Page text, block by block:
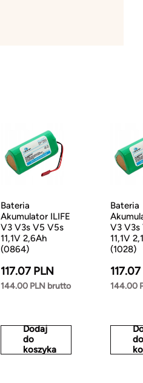
Bateria
Akumulator ILIFE
V3 V3s V5 V5s
11,1V 2,6Ah
(0864)
117.07 PLN
144.00 PLN brutto
Dodaj
do
koszyka
Bateria
V3 V3s
11,1V
(1028)
144.00
do